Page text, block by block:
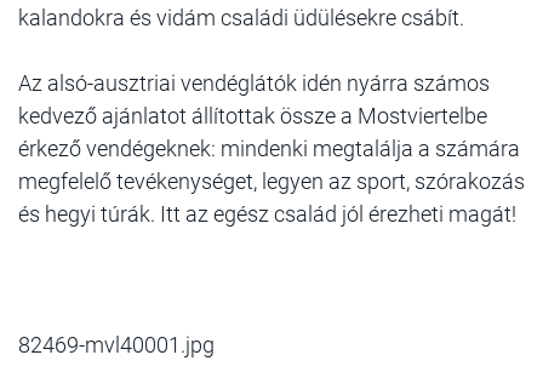
kalandokra és vidám családi üdülésekre csábít.
Az alsó-ausztriai vendéglátók idén nyárra számos
kedvező ajánlatot állítottak össze a Mostviertelbe
érkező vendégeknek: mindenki megtalálja a számára
megfelelő tevékenységet, legyen az sport, szórakozás
és hegyi túrák. Itt az egész család jól érezheti magát!
82469-mvl40001.jpg